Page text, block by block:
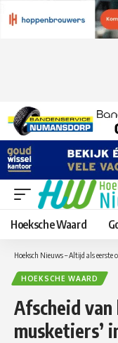
Hoeksche Waard
Hoeksch Nieuws – Altijd als eerste
HOEKSCHE WAARD
Afscheid
musketiers’